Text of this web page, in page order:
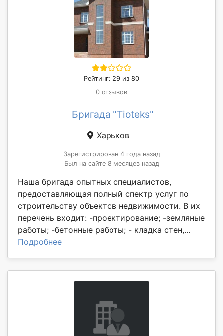
Рейтинг: 29 из 80
0 отзывов
Бригада "Tioteks"
Харьков
Зарегистрирован 4 года назад
Был на сайте 8 месяцев назад
Наша бригада опытных специалистов,
предоставляющая полный спектр услуг по
строительству объектов недвижимости. В их
перечень входит: -проектирование; -земляные
работы; -бетонные работы; - кладка стен,...
Подробнее